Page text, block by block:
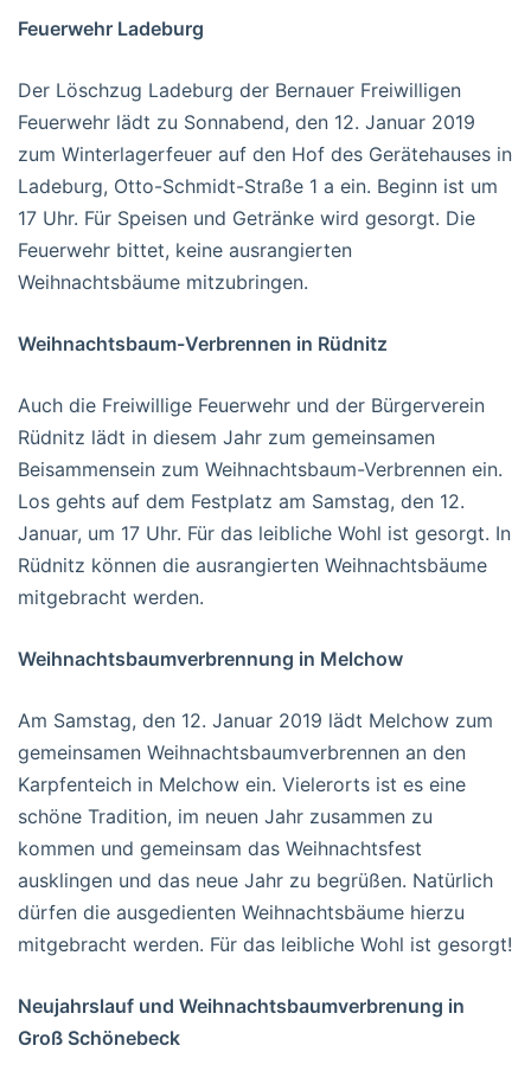
Feuerwehr Ladeburg
Der Löschzug Ladeburg der Bernauer Freiwilligen
Feuerwehr lädt zu Sonnabend, den 12. Januar 2019
zum Winterlagerfeuer auf den Hof des Gerätehauses in
Ladeburg, Otto-Schmidt-Straße 1 a ein. Beginn ist um
17 Uhr. Für Speisen und Getränke wird gesorgt. Die
Feuerwehr bittet, keine ausrangierten
Weihnachtsbäume mitzubringen.
Weihnachtsbaum-Verbrennen in Rüdnitz
Auch die Freiwillige Feuerwehr und der Bürgerverein
Rüdnitz lädt in diesem Jahr zum gemeinsamen
Beisammensein zum Weihnachtsbaum-Verbrennen ein.
Los gehts auf dem Festplatz am Samstag, den 12.
Januar, um 17 Uhr. Für das leibliche Wohl ist gesorgt. In
Rüdnitz können die ausrangierten Weihnachtsbäume
mitgebracht werden.
Weihnachtsbaumverbrennung in Melchow
Am Samstag, den 12. Januar 2019 lädt Melchow zum
gemeinsamen Weihnachtsbaumverbrennen an den
Karpfenteich in Melchow ein. Vielerorts ist es eine
schöne Tradition, im neuen Jahr zusammen zu
kommen und gemeinsam das Weihnachtsfest
ausklingen und das neue Jahr zu begrüßen. Natürlich
dürfen die ausgedienten Weihnachtsbäume hierzu
mitgebracht werden. Für das leibliche Wohl ist gesorgt!
Neujahrslauf und Weihnachtsbaumverbrenung in
Groß Schönebeck